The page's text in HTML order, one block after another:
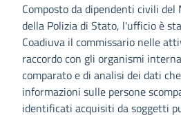
Composto da dipendenti civili
della Polizia di Stato, l'ufficio è
Coadiuva il commissario nelle
raccordo con gli organismi
comparato e di analisi dei dati
informazioni sulle persone
identificati acquisiti da soggetti